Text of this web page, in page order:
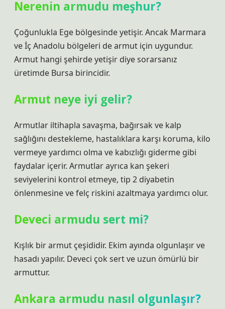
Nerenin armudu meşhur?
Çoğunlukla Ege bölgesinde yetişir. Ancak Marmara
ve İç Anadolu bölgeleri de armut için uygundur.
Armut hangi şehirde yetişir diye sorarsanız
üretimde Bursa birincidir.
Armut neye iyi gelir?
Armutlar iltihapla savaşma, bağırsak ve kalp
sağlığını destekleme, hastalıklara karşı koruma, kilo
vermeye yardımcı olma ve kabızlığı giderme gibi
faydalar içerir. Armutlar ayrıca kan şekeri
seviyelerini kontrol etmeye, tip 2 diyabetin
önlenmesine ve felç riskini azaltmaya yardımcı olur.
Deveci armudu sert mi?
Kışlık bir armut çeşididir. Ekim ayında olgunlaşır ve
hasadı yapılır. Deveci çok sert ve uzun ömürlü bir
armuttur.
Ankara armudu nasıl olgunlaşır?